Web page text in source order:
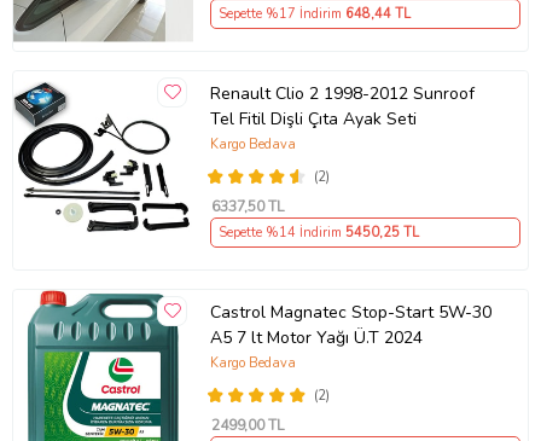
Sepette %17 İndirim 648,44 TL
Renault Clio 2 1998-2012 Sunroof
Tel Fitil Dişli Çıta Ayak Seti
(2)
Kargo Bedava
6337,50 TL
Sepette %14 İndirim 5450,25 TL
Castrol Magnatec Stop-Start 5W-30
A5 7 lt Motor Yağı Ü.T 2024
(2)
Kargo Bedava
2499,00 TL